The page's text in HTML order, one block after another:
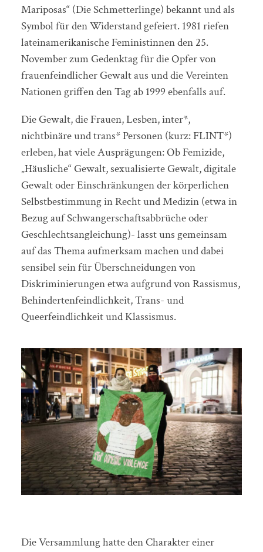
Mariposas“ (Die Schmetterlinge) bekannt und als
Symbol für den Widerstand gefeiert. 1981 riefen
lateinamerikanische Feministinnen den 25.
November zum Gedenktag für die Opfer von
frauenfeindlicher Gewalt aus und die Vereinten
Nationen griffen den Tag ab 1999 ebenfalls auf.
Die Gewalt, die Frauen, Lesben, inter*,
nichtbinäre und trans* Personen (kurz: FLINT*)
erleben, hat viele Ausprägungen: Ob Femizide,
„Häusliche“ Gewalt, sexualisierte Gewalt, digitale
Gewalt oder Einschränkungen der körperlichen
Selbstbestimmung in Recht und Medizin (etwa in
Bezug auf Schwangerschaftsabbrüche oder
Geschlechtsangleichung)- lasst uns gemeinsam
auf das Thema aufmerksam machen und dabei
sensibel sein für Überschneidungen von
Diskriminierungen etwa aufgrund von Rassismus,
Behindertenfeindlichkeit, Trans- und
Queerfeindlichkeit und Klassismus.
Die Versammlung hatte den Charakter einer